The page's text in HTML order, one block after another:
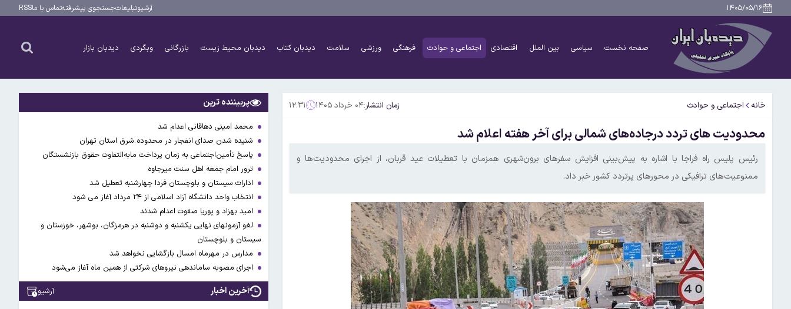
۱۴۰۵/۰۵/۱۶ آرشیوتبلیغاتجستجوی پیشرفتهتماس با ماRSS
صفحه نخست سیاسی بین الملل اقتصادی اجتماعی و حوادث فرهنگی ورزشی سلامت دیدبان کتاب دیدبان محیط زیست بازرگانی وبگردی دیدبان بازار
خانه اجتماعی و حوادث زمان انتشار:۰۴ خرداد ۱۴۰۵ ۱۲:۳۱
محدودیت های تردد درجاده‌های شمالی برای آخر هفته اعلام شد
رئیس پلیس راه فراجا با اشاره به پیش‌بینی افزایش سفرهای برون‌شهری همزمان با تعطیلات عید قربان، از اجرای محدودیت‌ها و
ممنوعیت‌های ترافیکی در محورهای پرتردد کشور خبر داد.
پربیننده ترین
محمد امینی دهاقانی اعدام شد
شنیده شدن صدای انفجار در محدوده شرق استان تهران
پاسخ تأمین‌اجتماعی به زمان پرداخت مابه‌التفاوت حقوق بازنشستگان
ترور امام جمعه اهل سنت میرجاوه
ادارات سیستان و بلوچستان فردا چهارشنبه تعطیل شد
انتخاب واحد دانشگاه آزاد اسلامی از ۲۴ مرداد آغاز می شود
امید بهزاد و پوریا صفوت اعدام شدند
لغو آزمونهای نهایی یکشنبه و دوشنبه در هرمزگان، بوشهر، خوزستان و
سیستان و بلوچستان
مدارس در مهرماه امسال بازگشایی نخواهد شد
اجرای مصوبه ساماندهی نیرو‌های شرکتی از همین ماه آغاز می‌شود
آخرین اخبار آرشیو